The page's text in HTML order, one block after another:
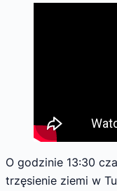
O godzinie 13:30
trzęsienie ziemi w